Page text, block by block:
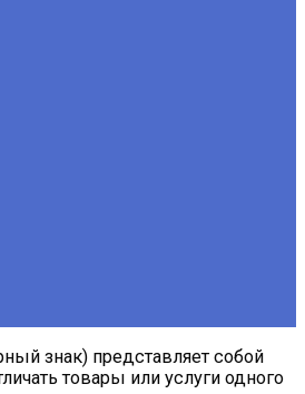
знак) представляет собой
товары или услуги одного